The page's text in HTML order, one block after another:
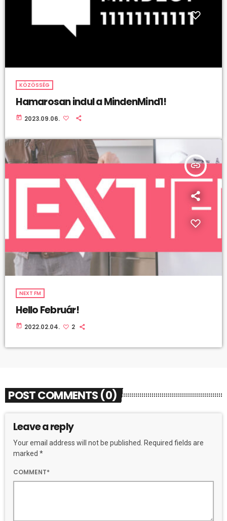
KÖZÖSSÉG
Hamarosan indul a MindenMind1!
today 2023.09.06.
insert_link
NEXT FM
Hello Február!
today 2022.02.04. 2
POST COMMENTS (0)
Leave a reply
Your email address will not be published. Required fields are
marked *
COMMENT*